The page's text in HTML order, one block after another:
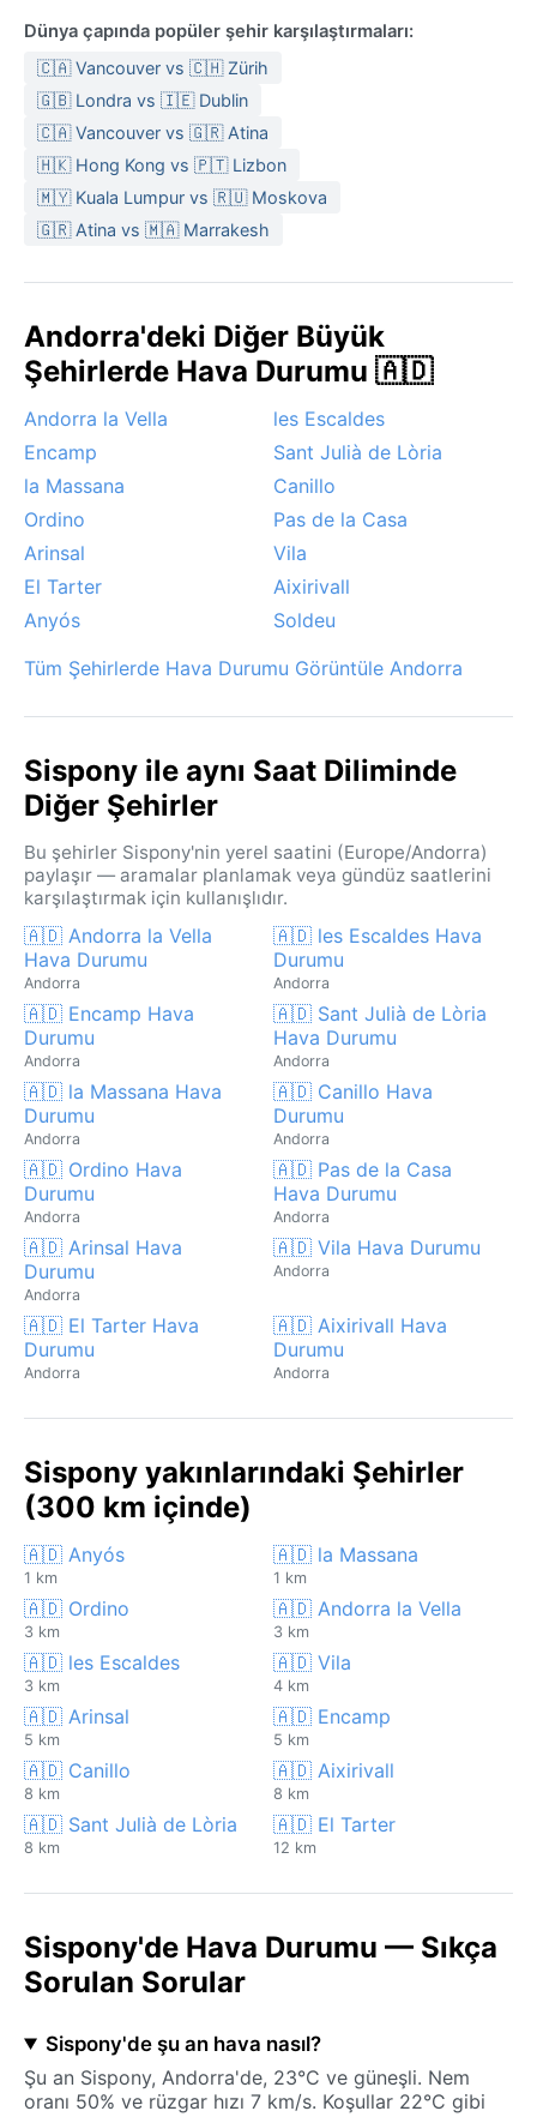
Dünya çapında popüler şehir karşılaştırmaları:
🇨🇦 Vancouver vs 🇨🇭 Zürih
🇬🇧 Londra vs 🇮🇪 Dublin
🇨🇦 Vancouver vs 🇬🇷 Atina
🇭🇰 Hong Kong vs 🇵🇹 Lizbon
🇲🇾 Kuala Lumpur vs 🇷🇺 Moskova
🇬🇷 Atina vs 🇲🇦 Marrakesh
Andorra'deki Diğer Büyük
Şehirlerde Hava Durumu 🇦🇩
Andorra la Vella
les Escaldes
Encamp
Sant Julià de Lòria
la Massana
Canillo
Ordino
Pas de la Casa
Arinsal
Vila
El Tarter
Aixirivall
Anyós
Soldeu
Tüm Şehirlerde Hava Durumu Görüntüle Andorra
Sispony ile aynı Saat Diliminde
Diğer Şehirler
Bu şehirler Sispony'nin yerel saatini (Europe/Andorra)
paylaşır — aramalar planlamak veya gündüz saatlerini
karşılaştırmak için kullanışlıdır.
🇦🇩 Andorra la Vella
Hava Durumu
Andorra
🇦🇩 les Escaldes Hava
Durumu
Andorra
🇦🇩 Encamp Hava
Durumu
Andorra
🇦🇩 Sant Julià de Lòria
Hava Durumu
Andorra
🇦🇩 la Massana Hava
Durumu
Andorra
🇦🇩 Canillo Hava
Durumu
Andorra
🇦🇩 Ordino Hava
Durumu
Andorra
🇦🇩 Pas de la Casa
Hava Durumu
Andorra
🇦🇩 Arinsal Hava
Durumu
Andorra
🇦🇩 Vila Hava Durumu
Andorra
🇦🇩 El Tarter Hava
Durumu
Andorra
🇦🇩 Aixirivall Hava
Durumu
Andorra
Sispony yakınlarındaki Şehirler
(300 km içinde)
🇦🇩 Anyós
1 km
🇦🇩 la Massana
1 km
🇦🇩 Ordino
3 km
🇦🇩 Andorra la Vella
3 km
🇦🇩 les Escaldes
3 km
🇦🇩 Vila
4 km
🇦🇩 Arinsal
5 km
🇦🇩 Encamp
5 km
🇦🇩 Canillo
8 km
🇦🇩 Aixirivall
8 km
🇦🇩 Sant Julià de Lòria
8 km
🇦🇩 El Tarter
12 km
Sispony'de Hava Durumu — Sıkça
Sorulan Sorular
Sispony'de şu an hava nasıl?
Şu an Sispony, Andorra'de, 23°C ve güneşli. Nem
oranı 50% ve rüzgar hızı 7 km/s. Koşullar 22°C gibi